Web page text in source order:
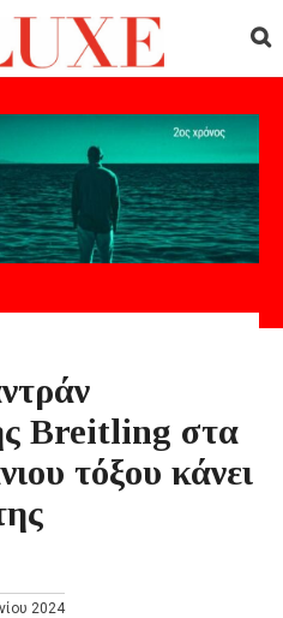
Breitling στα
τόξου κάνει
2024